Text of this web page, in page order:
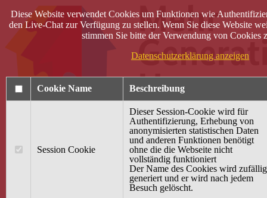
40 Jahre Mütterzentrum
Diese Website verwendet Cookies um Funktionen wie
den Live-Chat zur Verfügung zu stellen. Wenn Sie diese Website
stimmen Sie bitte der Verwendung von Cookies
Datenschutzerklärung anzeigen
Cookie Name Beschreibung
Session Cookie
Dieser Session-Cookie wird für
Authentifizierung, Erhebung von
anonymisierten statistischen Daten
und anderen Funktionen benötigt
ohne die die Webseite nicht
vollständig funktioniert
Der Name des Cookies wird zufällig
generiert und er wird nach jedem
Besuch gelöscht.